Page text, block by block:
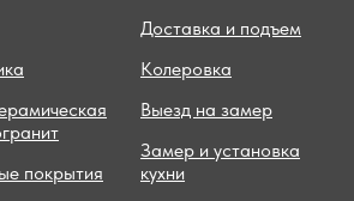
покрытия
Доставка и подъем
Колеровка
Выезд на замер
Замер и установка
кухни